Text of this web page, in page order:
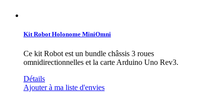
Kit Robot Holonome MiniOmni
Ce kit Robot est un bundle châssis 3 roues
omnidirectionnelles et la carte Arduino Uno Rev3.
Détails
Ajouter à ma liste d'envies